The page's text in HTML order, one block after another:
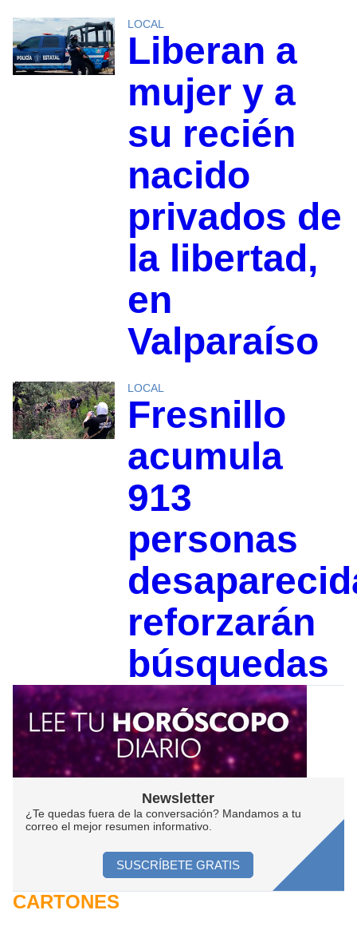
LOCAL
Liberan a
mujer y a
su recién
nacido
privados de
la libertad,
en
Valparaíso
LOCAL
Fresnillo
acumula
913
personas
reforzarán
búsquedas
Newsletter
¿Te quedas fuera de la conversación? Mandamos a tu
correo el mejor resumen informativo.
SUSCRÍBETE GRATIS
CARTONES